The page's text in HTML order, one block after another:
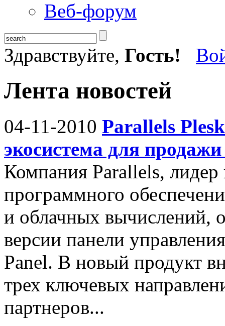
Веб-форум
Здравствуйте, Гость!
Лента новостей
04-11-2010 Parallels
экосистема для продажи
Компания Parallels, лидер
программного
и облачных вычислений,
версии панели
Panel. В новый продукт
трех ключевых
партнеров...